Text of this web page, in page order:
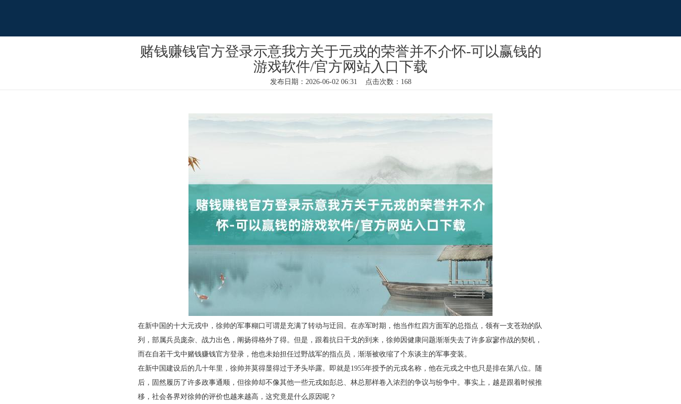
赌钱赚钱官方登录示意我方关于元戎的荣誉并不介怀-可以赢钱的
游戏软件/官方网站入口下载
发布日期：2026-06-02 06:31 点击次数：168
在新中国的十大元戎中，徐帅的军事糊口可谓是充满了转动与迂回。在赤军时期，他当作红四方面军的总指点，领有一支苍劲的队
列，部属兵员庞杂、战力出色，阐扬得格外了得。但是，跟着抗日干戈的到来，徐帅因健康问题渐渐失去了许多寂寥作战的契机，
而在自若干戈中赌钱赚钱官方登录，他也未始担任过野战军的指点员，渐渐被收缩了个东谈主的军事变装。
在新中国建设后的几十年里，徐帅并莫得显得过于矛头毕露。即就是1955年授予的元戎名称，他在元戎之中也只是排在第八位。随
后，固然履历了许多政事通顺，但徐帅却不像其他一些元戎如彭总、林总那样卷入浓烈的争议与纷争中。事实上，越是跟着时候推
移，社会各界对徐帅的评价也越来越高，这究竟是什么原因呢？